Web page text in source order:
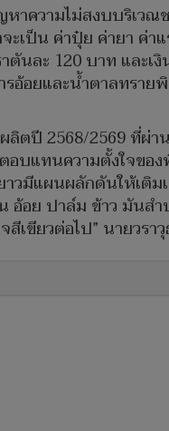
หาความไม่สงบบริเว
เป็น ค่าปุ๋ย ค่ายา ค่า
นละ 120 บาท และเ
อ้อยและน้ำตาลทราย
ตปี 2568/2569 ที่ผ่า
อบแทนความตั้งใจขอ
วมีแผนผลักดันให้เติ
อ้อย ปาล์ม ข้าว มันสำ
เขียวต่อไป” นายวรา